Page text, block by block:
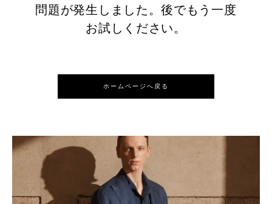
問題が発生しました。後でもう一度
お試しください。
ホームページへ戻る